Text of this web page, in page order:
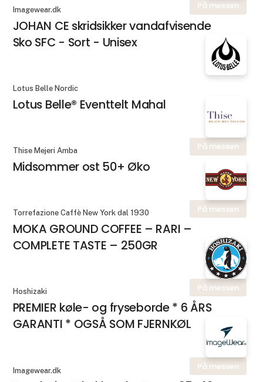
På messen
Imagewear.dk
JOHAN CE skridsikker vandafvisende
Sko SFC - Sort - Unisex
Lotus Belle Nordic
Lotus Belle® Eventtelt Mahal
På messen
Thise Mejeri Amba
Midsommer ost 50+ Øko
På messen
Torrefazione Caffè New York dal 1930
MOKA GROUND COFFEE – RARI –
COMPLETE TASTE – 250GR
På messen
Hoshizaki
PREMIER køle- og fryseborde * 6 ÅRS
GARANTI * OGSÅ SOM FJERNKØL
På messen
Imagewear.dk